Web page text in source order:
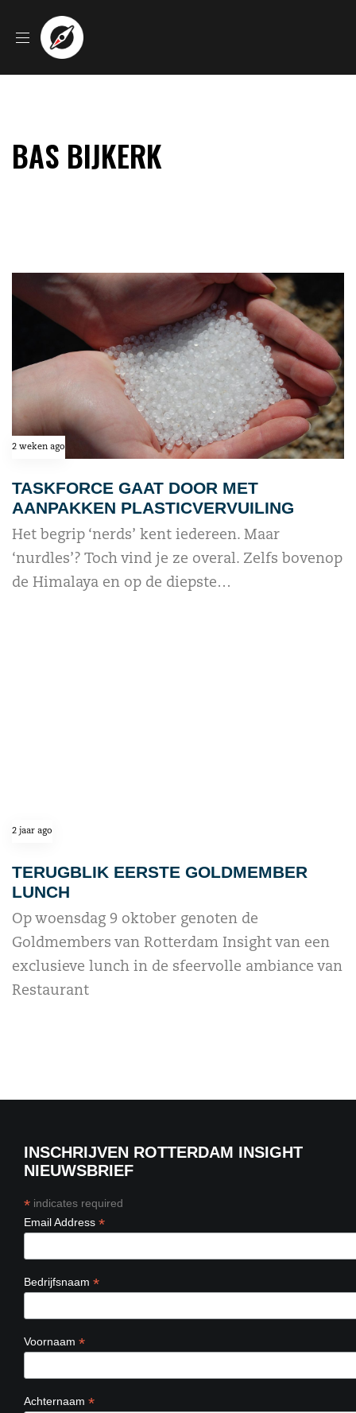
BAS BIJKERK
2 weken ago
TASKFORCE GAAT DOOR MET
AANPAKKEN PLASTICVERVUILING
Het begrip ‘nerds’ kent iedereen. Maar
‘nurdles’? Toch vind je ze overal. Zelfs bovenop
de Himalaya en op de diepste…
2 jaar ago
TERUGBLIK EERSTE GOLDMEMBER
LUNCH
Op woensdag 9 oktober genoten de
Goldmembers van Rotterdam Insight van een
exclusieve lunch in de sfeervolle ambiance van
Restaurant
INSCHRIJVEN ROTTERDAM INSIGHT
NIEUWSBRIEF
* indicates required
Email Address *
Bedrijfsnaam *
Voornaam *
Achternaam *